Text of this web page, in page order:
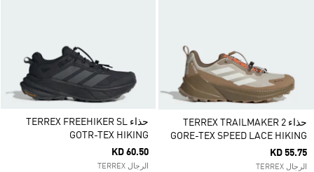
حذاء TERREX TRAILMAKER 2
GORE-TEX SPEED LACE HIKING
KD 55.75
الرجال TERREX
حذاء TERREX FREEHIKER SL
GOTR-TEX HIKING
KD 60.50
الرجال TERREX